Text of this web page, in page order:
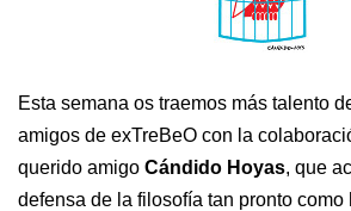
Esta semana os traemos más talento
amigos de exTreBeO con la
querido amigo Cándido Hoyas, que
defensa de la filosofía tan pronto como